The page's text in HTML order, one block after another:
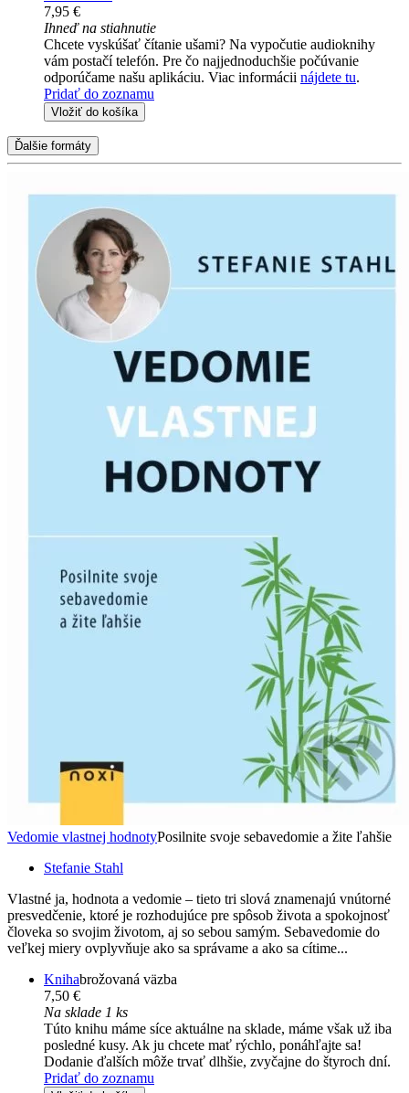
7,95 €
Ihneď na stiahnutie
Chcete vyskúšať čítanie ušami? Na vypočutie audioknihy
vám postačí telefón. Pre čo najjednoduchšie počúvanie
odporúčame našu aplikáciu. Viac informácii nájdete tu.
Pridať do zoznamu
Vložiť do košíka
Ďalšie formáty
Vedomie vlastnej hodnotyPosilnite svoje sebavedomie a žite ľahšie
Stefanie Stahl
Vlastné ja, hodnota a vedomie – tieto tri slová znamenajú vnútorné
presvedčenie, ktoré je rozhodujúce pre spôsob života a spokojnosť
človeka so svojim životom, aj so sebou samým. Sebavedomie do
veľkej miery ovplyvňuje ako sa správame a ako sa cítime...
Knihabrožovaná väzba
7,50 €
Na sklade 1 ks
Túto knihu máme síce aktuálne na sklade, máme však už iba
posledné kusy. Ak ju chcete mať rýchlo, ponáhľajte sa!
Dodanie ďalších môže trvať dlhšie, zvyčajne do štyroch dní.
Pridať do zoznamu